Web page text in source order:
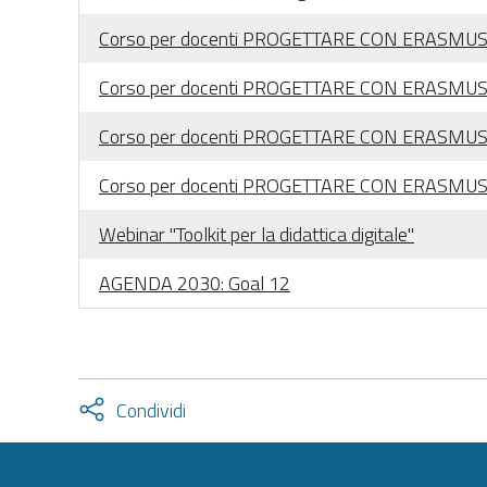
Corso per docenti PROGETTARE CON
Corso per docenti PROGETTARE CON
Corso per docenti PROGETTARE CON
Corso per docenti PROGETTARE CON
Webinar "Toolkit per la didattica digitale"
AGENDA 2030: Goal 12
Condividi
facebook
twitter
Attiva
condividi